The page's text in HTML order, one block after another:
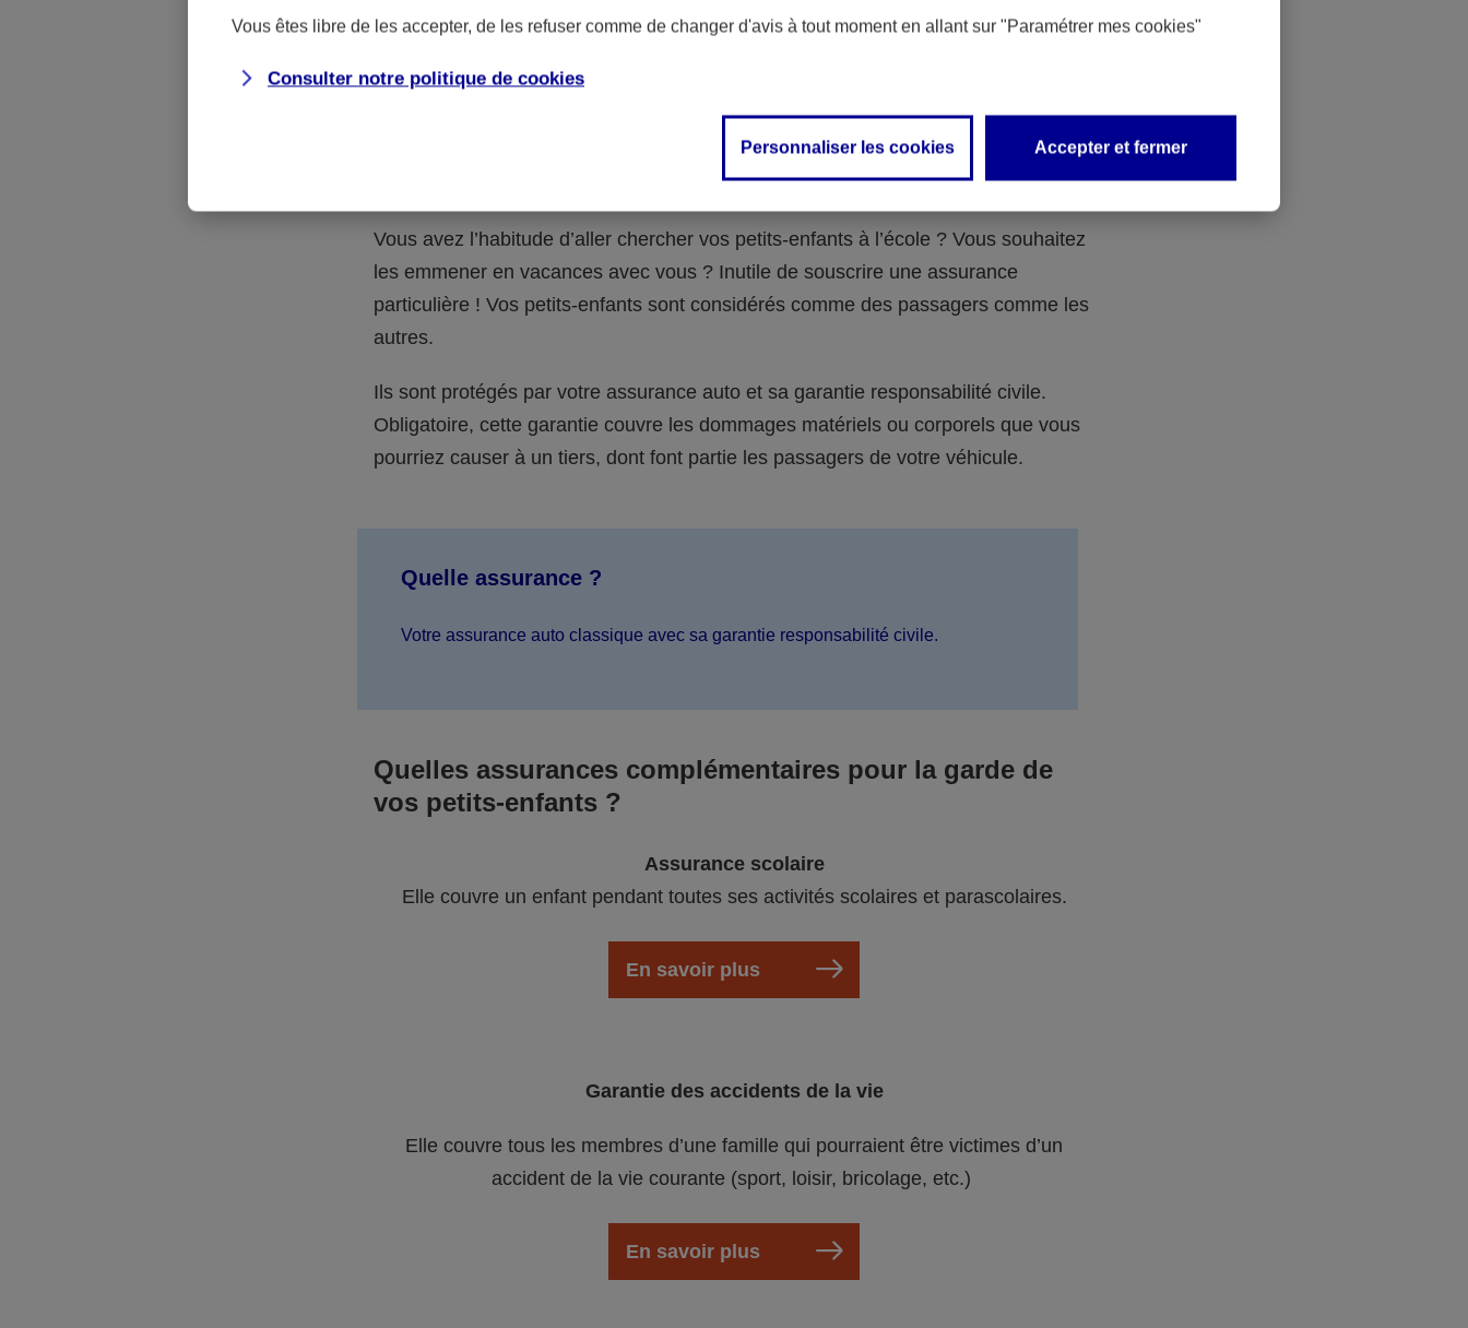
accidents de la vie) que vous auriez souscrite pour votre famille.
Situation n°3 : vous avez un accident de voiture avec vos
Vous avez l’habitude d’aller chercher vos petits-enfants à l’école ? Vous souhaitez
les emmener en vacances avec vous ? Inutile de souscrire une assurance
particulière ! Vos petits-enfants sont considérés comme des passagers comme les
autres.
Ils sont protégés par votre assurance auto et sa garantie responsabilité civile.
Obligatoire, cette garantie couvre les dommages matériels ou corporels que vous
pourriez causer à un tiers, dont font partie les passagers de votre véhicule.
Quelle assurance ?
Votre assurance auto classique avec sa garantie responsabilité civile.
Quelles assurances complémentaires pour la garde de
vos petits-enfants ?
Assurance scolaire
Elle couvre un enfant pendant toutes ses activités scolaires et parascolaires.
En savoir plus
Garantie des accidents de la vie
Elle couvre tous les membres d’une famille qui pourraient être victimes d’un
accident de la vie courante (sport, loisir, bricolage, etc.)
En savoir plus
Vous êtes libre de les accepter, de les refuser comme de changer d'avis à tout moment en allant sur "Paramétrer mes cookies"
Consulter notre politique de cookies
Personnaliser les cookies Accepter et fermer